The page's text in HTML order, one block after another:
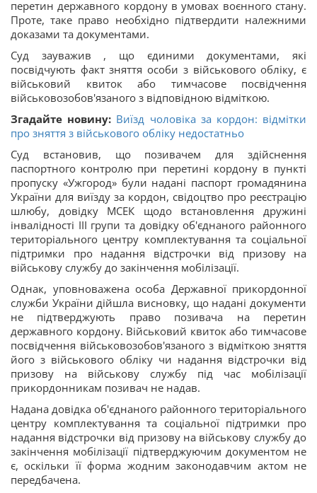
перетин державного кордону в умовах воєнного стану.
Проте, таке право необхідно підтвердити належними
доказами та документами.
Суд зауважив , що єдиними документами, які
посвідчують факт зняття особи з військового обліку, є
військовий квиток або тимчасове посвідчення
військовозобов'язаного з відповідною відміткою.
Згадайте новину: Виїзд чоловіка за кордон: відмітки
про зняття з військового обліку недостатньо
Суд встановив, що позивачем для здійснення
паспортного контролю при перетині кордону в пункті
пропуску «Ужгород» були надані паспорт громадянина
України для виїзду за кордон, свідоцтво про реєстрацію
шлюбу, довідку МСЕК щодо встановлення дружині
інвалідності ІІІ групи та довідку об'єднаного районного
територіального центру комплектування та соціальної
підтримки про надання відстрочки від призову на
військову службу до закінчення мобілізації.
Однак, уповноважена особа Державної прикордонної
служби України дійшла висновку, що надані документи
не підтверджують право позивача на перетин
державного кордону. Військовий квиток або тимчасове
посвідчення військовозобов'язаного з відміткою зняття
його з військового обліку чи надання відстрочки від
призову на військову службу під час мобілізації
прикордонникам позивач не надав.
Надана довідка об'єднаного районного територіального
центру комплектування та соціальної підтримки про
надання відстрочки від призову на військову службу до
закінчення мобілізації підтверджуючим документом не
є, оскільки її форма жодним законодавчим актом не
передбачена.